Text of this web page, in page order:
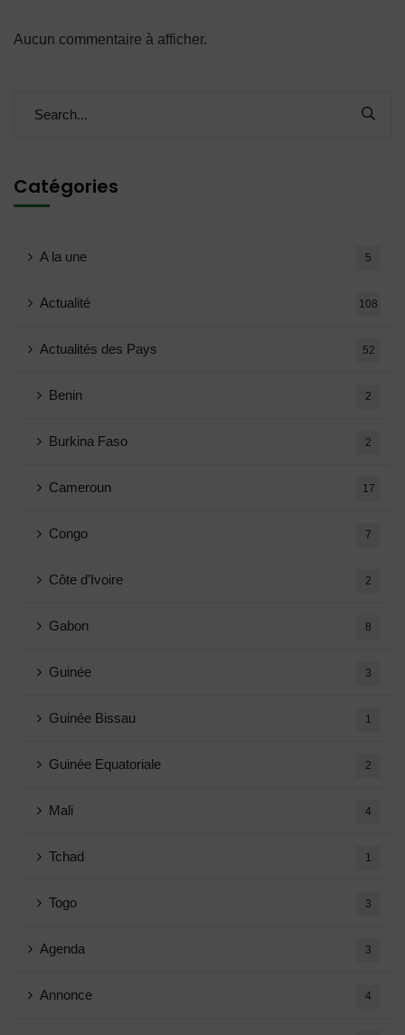
Aucun commentaire à afficher.
Catégories
A la une 5
Actualité 108
Actualités des Pays 52
Benin 2
Burkina Faso 2
Cameroun 17
Congo 7
Côte d’Ivoire 2
Gabon 8
Guinée 3
Guinée Bissau 1
Guinée Equatoriale 2
Mali 4
Tchad 1
Togo 3
Agenda 3
Annonce 4